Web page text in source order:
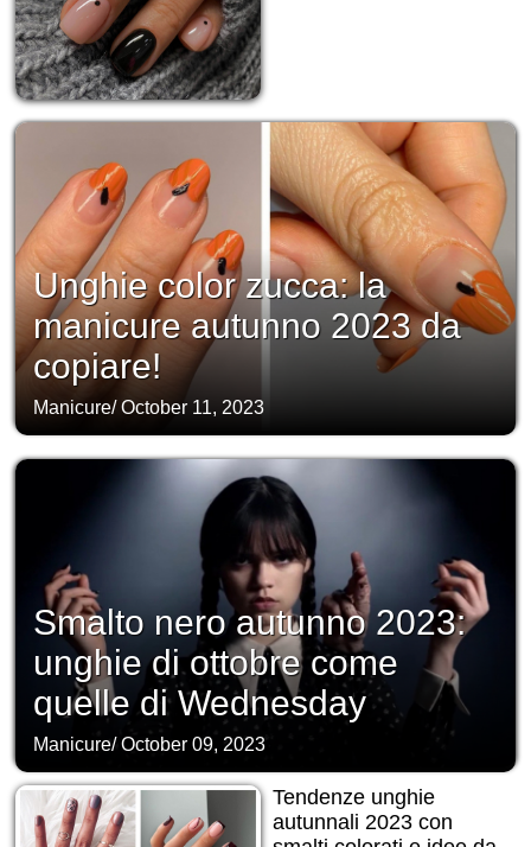
Unghie color zucca: la
manicure autunno 2023 da
copiare!
Manicure/October 11, 2023
Smalto nero autunno 2023:
unghie di ottobre come
quelle di Wednesday
Manicure/October 09, 2023
Tendenze unghie
autunnali 2023 con